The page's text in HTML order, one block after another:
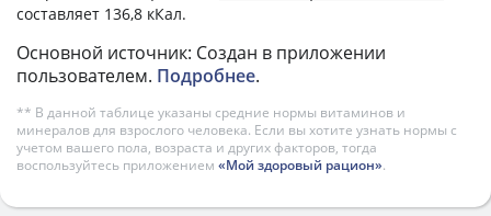
составляет 136,8 кКал.
Основной источник: Создан в приложении
пользователем. Подробнее.
** В данной таблице указаны средние нормы витаминов и
минералов для взрослого человека. Если вы хотите узнать нормы с
учетом вашего пола, возраста и других факторов, тогда
воспользуйтесь приложением «Мой здоровый рацион».